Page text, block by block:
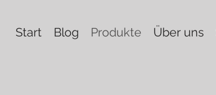
Start Blog Produkte Über uns